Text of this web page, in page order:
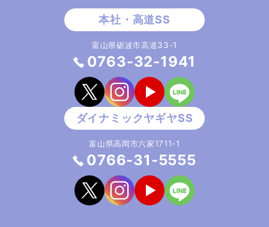
富山県砺波市高道33-1
0763-32-1941
富山県高岡市六家1711-1
0766-31-5555